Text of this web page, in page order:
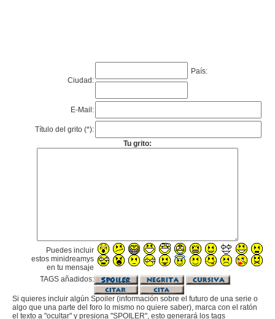
Ciudad:
País:
E-Mail:
Título del grito (*):
Tu grito:
Puedes incluir
estos minidreamys
en tu mensaje
TAGS añadidos:
Si quieres incluir algún Spoiler (información sobre el futuro de una serie o
algo que una parte del foro lo mismo no quiere saber), marca con el ratón
el texto a "ocultar" y presiona "SPOILER", esto generará los tags